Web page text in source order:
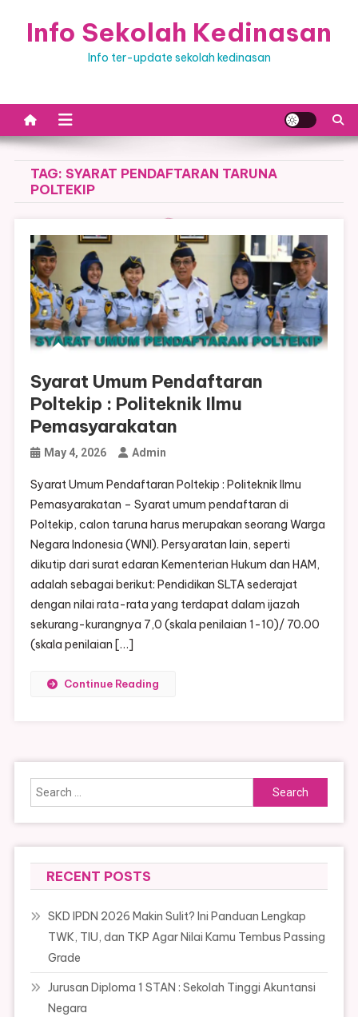
Info Sekolah Kedinasan
Info ter-update sekolah kedinasan
TAG: SYARAT PENDAFTARAN TARUNA
POLTEKIP
Syarat Umum Pendaftaran
Poltekip : Politeknik Ilmu
Pemasyarakatan
May 4, 2026 Admin
Syarat Umum Pendaftaran Poltekip : Politeknik Ilmu
Pemasyarakatan – Syarat umum pendaftaran di
Poltekip, calon taruna harus merupakan seorang Warga
Negara Indonesia (WNI). Persyaratan lain, seperti
dikutip dari surat edaran Kementerian Hukum dan HAM,
adalah sebagai berikut: Pendidikan SLTA sederajat
dengan nilai rata-rata yang terdapat dalam ijazah
sekurang-kurangnya 7,0 (skala penilaian 1-10)/ 70.00
(skala penilaian […]
Continue Reading
Search
for:
RECENT POSTS
SKD IPDN 2026 Makin Sulit? Ini Panduan Lengkap
TWK, TIU, dan TKP Agar Nilai Kamu Tembus Passing
Grade
Jurusan Diploma 1 STAN : Sekolah Tinggi Akuntansi
Negara